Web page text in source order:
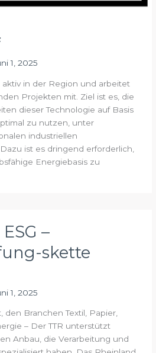
1, 2025
aktiv in der Region und arbeitet
Projekten mit. Ziel ist es, die
dieser Technologie auf Basis
zu nutzen, unter
industriellen
ist es dringend erforderlich,
Energiebasis zu
–
skette
1, 2025
den Branchen Textil, Papier,
– Der TTR unterstützt
Anbau, die Verarbeitung und